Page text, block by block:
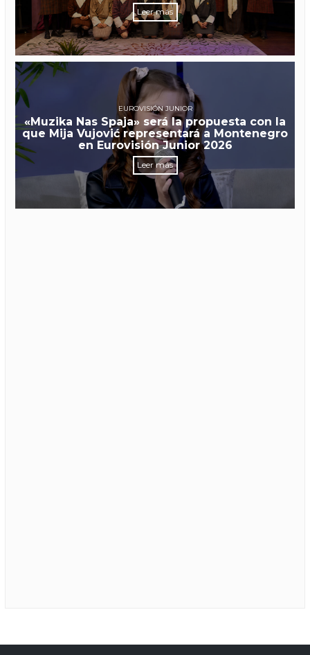
Leer más
EUROVISIÓN JUNIOR
«Muzika Nas Spaja» será la propuesta con la
que Mija Vujović representará a Montenegro
en Eurovisión Junior 2026
Leer más